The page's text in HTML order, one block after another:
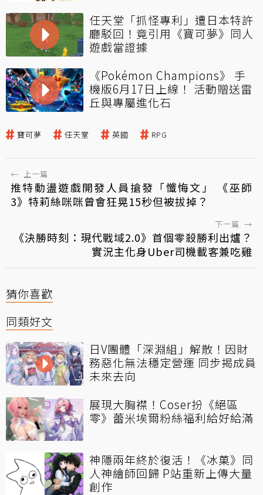
任天堂「抓怪專利」遭日本特許
廳駁回！竟引用《寶可夢》同人
遊戲當證據
《Pokémon Champions》 手
機版6月17日上線！ 活動贈送雷
丘與專屬進化石
寶可夢 任天堂 英國 RPG
← 上一篇
推特動盪遊戲開發人員搶發「懺悔文」 《巫師
3》特莉絲咪咪曾會狂晃15秒但被拔掉？
下一篇 →
《決勝時刻：現代戰域2.0》首個零殺勝利出爐？
實況主化身Uber司機載客兼吃雞
猜你喜歡
同類好文
日V團體「深淵組」解散！因財
務惡化無法穩定營運 同步揭成員
未來去向
展現大胸襟！Coser扮《絕區
零》蕾米埃爾粉絲福利給好給滿
神隱兩年終於復活！《冰菓》同
人神繪師回歸 P站重新上傳大量
創作